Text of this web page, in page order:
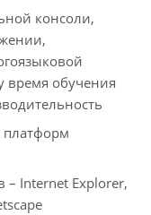
консоли,
время обучения
– Internet Explorer,